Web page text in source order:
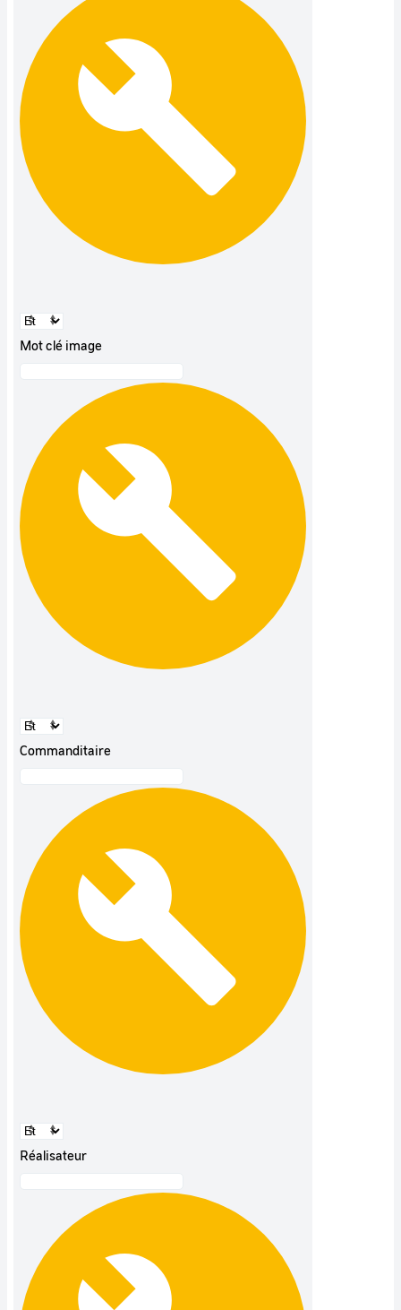
Mot clé image
Commanditaire
Réalisateur